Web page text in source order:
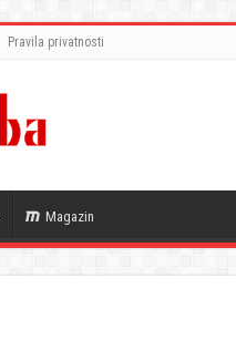
Pravila privatnosti
Magazin